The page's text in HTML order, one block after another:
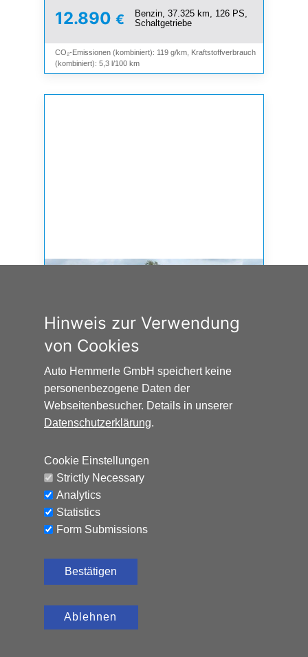
12.890 €
Benzin, 37.325 km, 126 PS,
Schaltgetriebe
CO₂-Emissionen (kombiniert): 119 g/km, Kraftstoffverbrauch
(kombiniert): 5,3 l/100 km
12.990€
Automatik
CO₂-Emissionen (kombiniert): 120 g/km, Kraftstoffverbrauch
Hinweis zur Verwendung
von Cookies
Auto Hemmerle GmbH speichert keine
personenbezogene Daten der
Webseitenbesucher. Details in unserer
Datenschutzerklärung.
Cookie Einstellungen
Strictly Necessary
Analytics
Statistics
Form Submissions
Bestätigen
Ablehnen